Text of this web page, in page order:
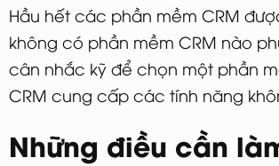
Hầu hết các phần mềm CRM
không có phần mềm CRM nào
cân nhắc kỹ để chọn một phần
CRM cung cấp các tính năng
Những điều cần